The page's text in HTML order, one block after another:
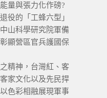
量與張力化作磅?
役的「工蜂六型」
山科學研究院軍備
顯營區官兵護國保
精神，台灣紅、客
家文化以及先民捍
色彩相融展現軍事